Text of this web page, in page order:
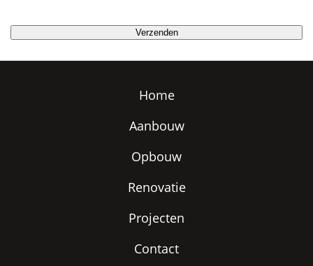
Home
Aanbouw
Opbouw
Renovatie
Projecten
Contact